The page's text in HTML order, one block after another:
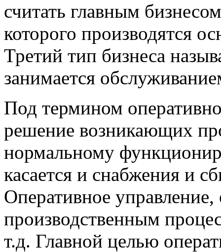
считать главным
которого производятся
Третий тип бизнеса
занимается
Под термином
решение возникающих
нормальному
касается и снабжения и
Оперативное управление,
производственным
т.д. Главной целью